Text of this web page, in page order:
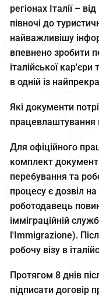
регіонах Італії –
півночі до
найважливішу
впевнено зробити
італійської
в одній із
Які документи
працевлаштування в
Для офіційного
комплект
перебування та
процесу є дозвіл
роботодавець
імміграційній
l'Immigrazione).
робочу візу в
Протягом 8 днів
підписати договір